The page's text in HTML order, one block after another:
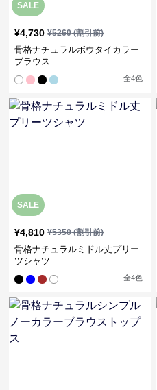
SALE
¥4,730 ¥5260(割引前)
骨格ナチュラルボウタイカラー
ブラウス
全4色
SALE
¥4,810 ¥5350(割引前)
骨格ナチュラルミドル丈プリー
ツシャツ
全4色